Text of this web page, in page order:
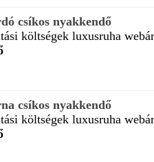
csíkos nyakkendő
költségek luxusruha
csíkos nyakkendő
költségek luxusruha